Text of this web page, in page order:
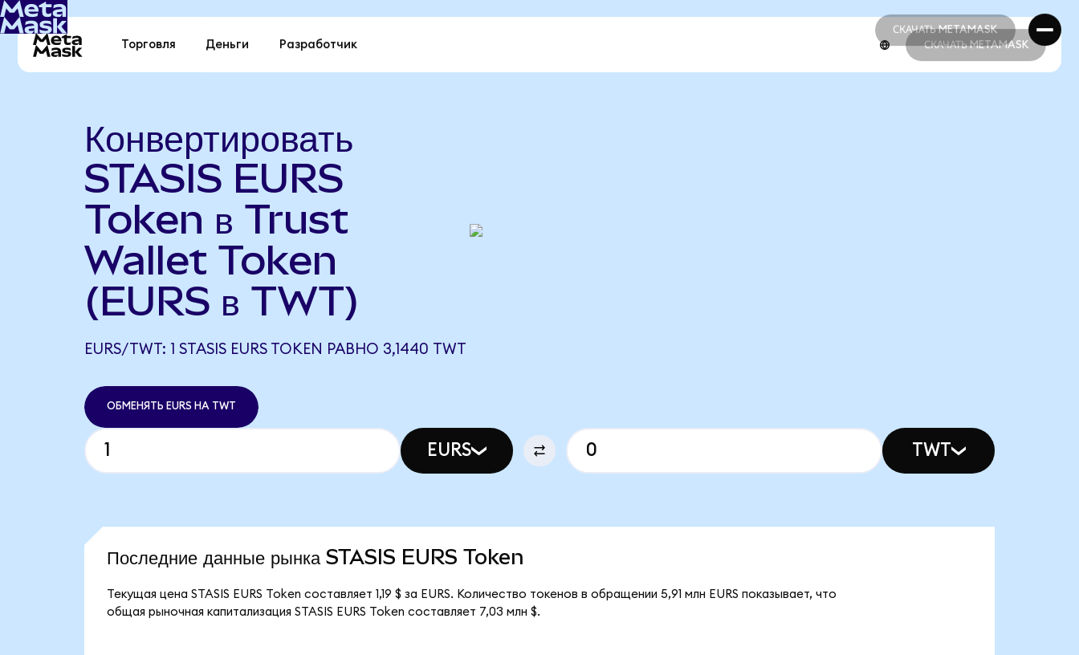
СКАЧАТЬ METAMASK
СКАЧАТЬ METAMASK
Торговля Деньги Разработчик СКАЧАТЬ METAMASK
Конвертировать
STASIS EURS
Token в Trust
Wallet Token
(EURS в TWT)
EURS/TWT: 1 STASIS EURS TOKEN РАВНО 3,1440 TWT
ОБМЕНЯТЬ EURS НА TWT
EURS TWT
Последние данные рынка STASIS EURS Token
Текущая цена STASIS EURS Token составляет 1,19 $ за EURS. Количество токенов в обращении 5,91 млн EURS показывает, что
общая рыночная капитализация STASIS EURS Token составляет 7,03 млн $.